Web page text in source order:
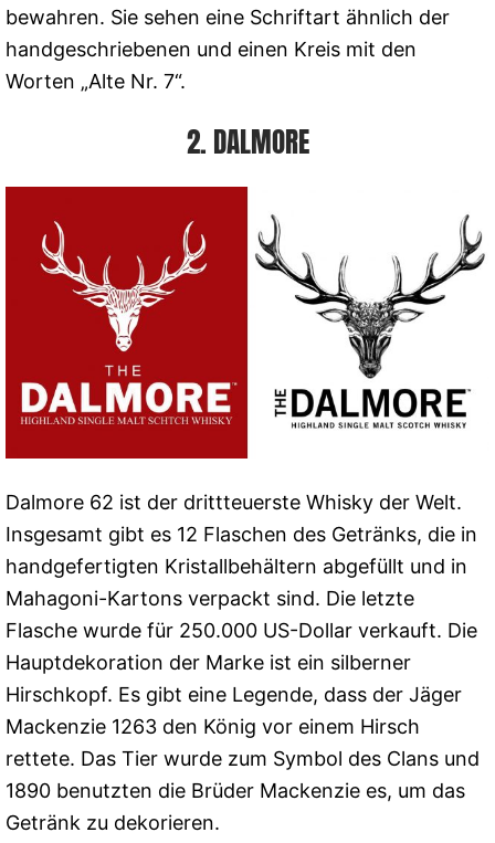
bewahren. Sie sehen eine Schriftart ähnlich der
handgeschriebenen und einen Kreis mit den
Worten „Alte Nr. 7“.
2. DALMORE
Dalmore 62 ist der drittteuerste Whisky der Welt.
Insgesamt gibt es 12 Flaschen des Getränks, die in
handgefertigten Kristallbehältern abgefüllt und in
Mahagoni-Kartons verpackt sind. Die letzte
Flasche wurde für 250.000 US-Dollar verkauft. Die
Hauptdekoration der Marke ist ein silberner
Hirschkopf. Es gibt eine Legende, dass der Jäger
Mackenzie 1263 den König vor einem Hirsch
rettete. Das Tier wurde zum Symbol des Clans und
1890 benutzten die Brüder Mackenzie es, um das
Getränk zu dekorieren.